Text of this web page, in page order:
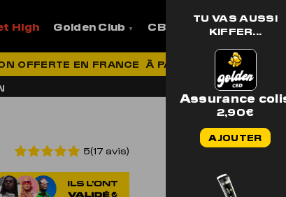
High Golden Club CBD Pro Aide et
OFFERTE EN FRANCE À PARTIR DE 69€
5(17 avis)
TU VAS AUSSI
KIFFER...
Assurance
2,90€
AJOUTER